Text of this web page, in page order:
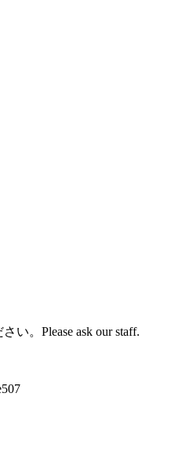
い。Please ask our staff.